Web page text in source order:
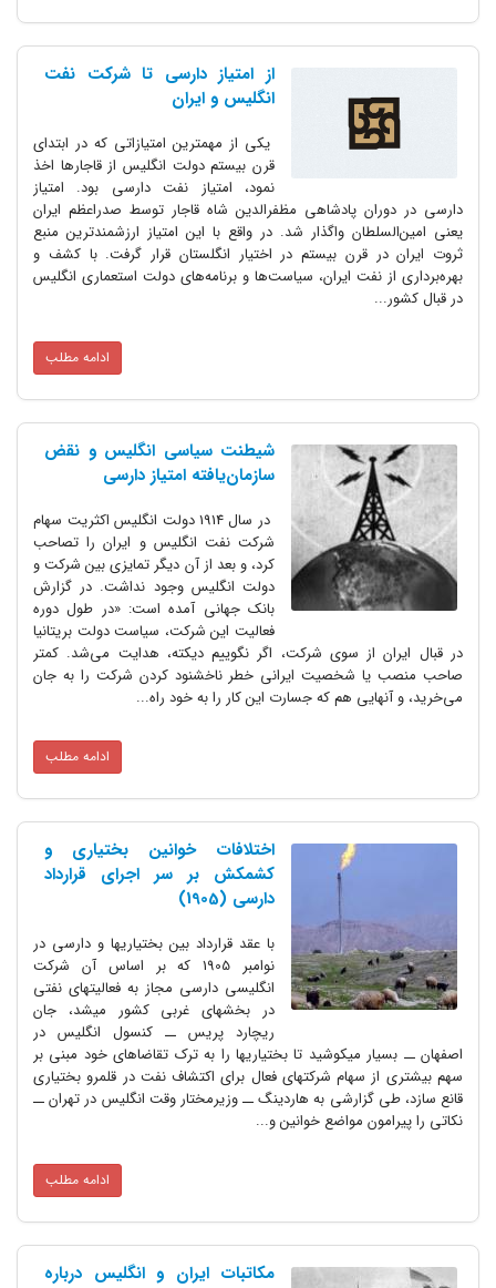
از امتیاز دارسی تا شرکت نفت
انگلیس و ایران
یکی از مهمترین امتیازاتی که در ابتدای
قرن بیستم دولت انگلیس از قاجارها اخذ
نمود، امتیاز نفت دارسی بود. امتیاز
دارسی در دوران پادشاهی مظفرالدین شاه قاجار توسط صدراعظم ایران
یعنی امین‌السلطان واگذار شد. در واقع با این امتیاز ارزشمندترین منبع
ثروت ایران در قرن بیستم در اختیار انگلستان قرار گرفت. با کشف و
بهره‌برداری از نفت ایران، سیاست‌ها و برنامه‌های دولت استعماری انگلیس
در قبال کشور...
ادامه مطلب
شیطنت سیاسی انگلیس و نقض
سازمان‌یافته امتیاز دارسی
در سال 1914 دولت انگلیس اکثریت سهام
شرکت نفت انگلیس و ایران را تصاحب
کرد، و بعد از آن دیگر تمایزی بین شرکت و
دولت انگلیس وجود نداشت. در گزارش
بانک جهانی آمده است:‌ «در طول دوره
فعالیت این شرکت، سیاست دولت بریتانیا
در قبال ایران از سوی شرکت، اگر نگوییم دیکته، هدایت می‌شد. کمتر
صاحب منصب یا شخصیت ایرانی خطر ناخشنود کردن شرکت را به جان
می‌خرید، و آنهایی هم که جسارت این کار را به خود راه...
ادامه مطلب
اختلافات خوانین بختیاری و
کشمکش بر سر اجرای قرارداد
دارسی (1905)
با عقد قرارداد بین بختیاریها و دارسی در
نوامبر 1905 که بر اساس آن شرکت
انگلیسی دارسی مجاز به فعالیتهای نفتی
در بخشهای غربی کشور میشد، جان
ریچارد پریس ــ کنسول انگلیس در
اصفهان ــ بسیار میکوشید تا بختیاریها را به ترک تقاضاهای خود مبنی بر
سهم بیشتری از سهام شرکتهای فعال برای اکتشاف نفت در قلمرو بختیاری
قانع سازد، طی گزارشی به هاردینگ ــ وزیرمختار وقت انگلیس در تهران ــ
نکاتی را پیرامون مواضع خوانین و...
ادامه مطلب
مکاتبات ایران و انگلیس درباره